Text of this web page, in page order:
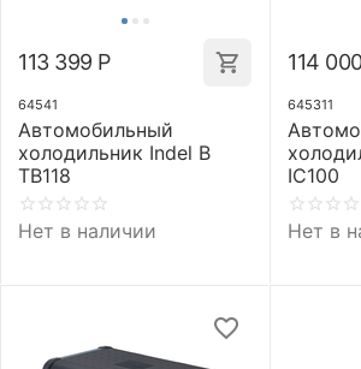
113 399 Р
64541
Автомобильный
холодильник Indel B
TB118
Нет в наличии
114
645311
IC100
Нет в